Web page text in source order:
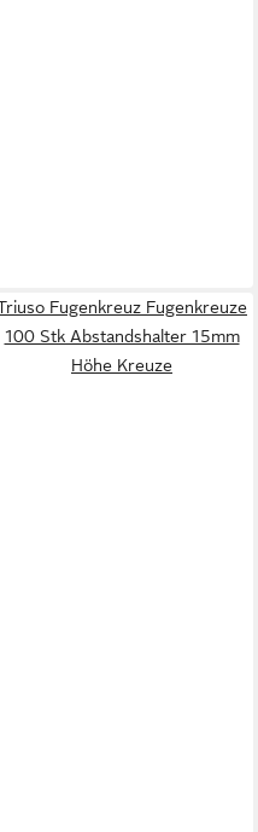
Fugenkreuz Fugenkreuze
100 Stk Abstandshalter 15mm
Höhe Kreuze